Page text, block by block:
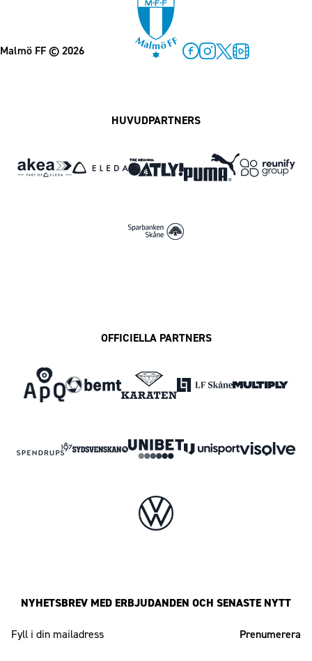
Malmö FF© 2026
HUVUDPARTNERS
OFFICIELLA PARTNERS
NYHETSBREV MED ERBJUDANDEN OCH SENASTE NYTT